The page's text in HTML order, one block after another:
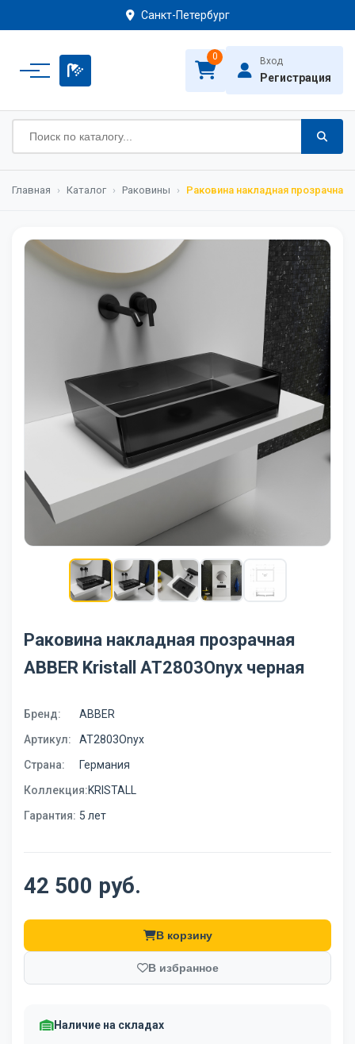
Санкт-Петербург
0 Вход
Регистрация
Главная › Каталог › Раковины › Раковина накладная прозрачная
Раковина накладная прозрачная
ABBER Kristall AT2803Onyx черная
Бренд:
ABBER
Артикул:
AT2803Onyx
Страна:
Германия
Коллекция:KRISTALL
Гарантия: 5 лет
42 500 руб.
В корзину
В избранное
Наличие на складах